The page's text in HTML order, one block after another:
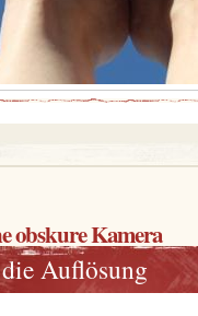
obskure Kamera
Auflösung